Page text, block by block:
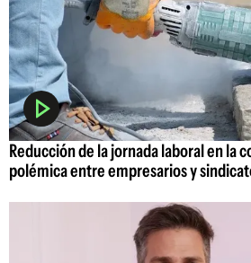
Reducción de la jornada laboral en la
polémica entre empresarios y